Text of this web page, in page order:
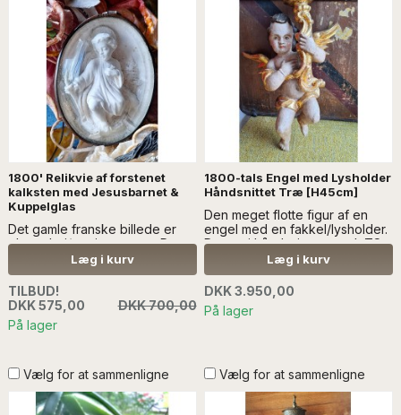
1800' Relikvie af forstenet
kalksten med Jesusbarnet &
Kuppelglas
Det gamle franske billede er
glasmaleri/papirmontage. Det
er nonnearbejde...Læs mere
SÆLGES UDEN ANDEN
DEKORATION
Læg i kurv
TILBUD!
DKK 575,00
DKK 700,00
På lager
1800-tals Engel med Lysholder
Håndsnittet Træ [H45cm]
Den meget flotte figur af en
engel med en fakkel/lysholder.
Den er i håndsnittet træ - LÆS
MERE SENDES IKKE MED
ANDRE VARER
Læg i kurv
DKK 3.950,00
På lager
Vælg for at sammenligne Vælg for at sammenligne